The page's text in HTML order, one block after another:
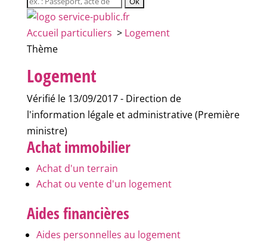
Accueil particuliers > Logement
Thème
Logement
Vérifié le 13/09/2017 - Direction de
l'information légale et administrative (Première
ministre)
Achat immobilier
Achat d'un terrain
Achat ou vente d'un logement
Aides financières
Aides personnelles au logement